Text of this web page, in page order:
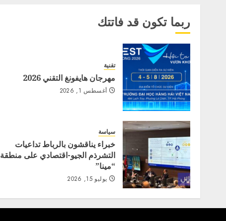
ربما تكون قد فاتتك
تقنية
مهرجان هايفونغ التقني 2026
أغسطس 1, 2026
سياسة
خبراء يناقشون بالرباط تداعيات
التشرذم الجيو-اقتصادي على منطقة
“مينا”
يوليو 15, 2026